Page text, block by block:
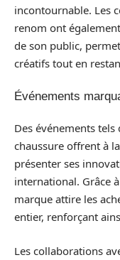
incontournable. Les
renom ont
de son public,
créatifs tout en
Événements
Des événements
chaussure offrent à
présenter ses
international. Grâce
marque attire les
entier, renforçant
Les collaborations